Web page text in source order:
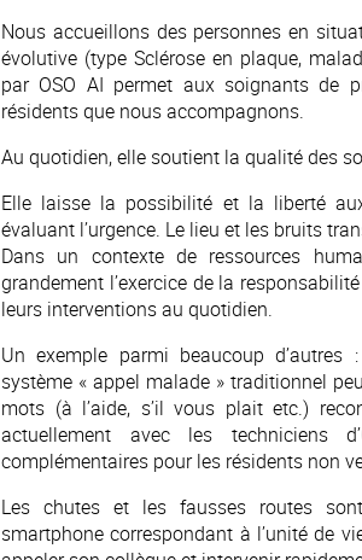
Nous accueillons des personnes en
évolutive (type Sclérose en plaque,
par OSO AI permet aux soignants de
résidents que nous accompagnons.
Au quotidien, elle soutient la qualité des
Elle laisse la possibilité et la liberté
évaluant l’urgence. Le lieu et les bruits
Dans un contexte de ressources
grandement l’exercice de la
leurs interventions au quotidien.
Un exemple parmi beaucoup d’autres
système « appel malade » traditionnel
mots (à l’aide, s’il vous plait etc.)
actuellement avec les techniciens
complémentaires pour les résidents non
Les chutes et les fausses routes
smartphone correspondant à l’unité de